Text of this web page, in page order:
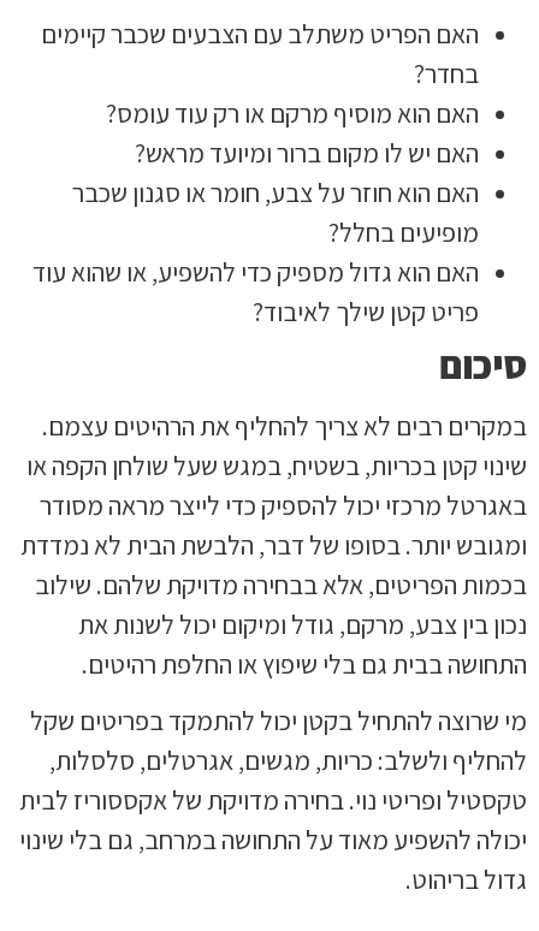
האם הפריט משתלב עם הצבעים שכבר קיימים
בחדר?
האם הוא מוסיף מרקם או רק עוד עומס?
האם יש לו מקום ברור ומיועד מראש?
האם הוא חוזר על צבע, חומר או סגנון שכבר
מופיעים בחלל?
האם הוא גדול מספיק כדי להשפיע, או שהוא עוד
פריט קטן שילך לאיבוד?
סיכום
במקרים רבים לא צריך להחליף את הרהיטים עצמם.
שינוי קטן בכריות, בשטיח, במגש שעל שולחן הקפה או
באגרטל מרכזי יכול להספיק כדי לייצר מראה מסודר
ומגובש יותר. בסופו של דבר, הלבשת הבית לא נמדדת
בכמות הפריטים, אלא בבחירה מדויקת שלהם. שילוב
נכון בין צבע, מרקם, גודל ומיקום יכול לשנות את
התחושה בבית גם בלי שיפוץ או החלפת רהיטים.
מי שרוצה להתחיל בקטן יכול להתמקד בפריטים שקל
להחליף ולשלב: כריות, מגשים, אגרטלים, סלסלות,
טקסטיל ופריטי נוי. בחירה מדויקת של אקססוריז לבית
יכולה להשפיע מאוד על התחושה במרחב, גם בלי שינוי
גדול בריהוט.